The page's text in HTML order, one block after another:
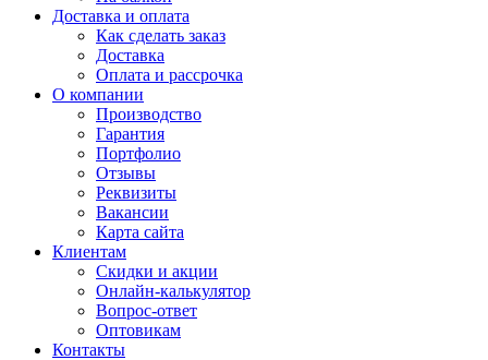
Доставка и оплата
Как сделать заказ
Доставка
Оплата и рассрочка
О компании
Производство
Гарантия
Портфолио
Отзывы
Реквизиты
Вакансии
Карта сайта
Клиентам
Скидки и акции
Онлайн-калькулятор
Вопрос-ответ
Оптовикам
Контакты